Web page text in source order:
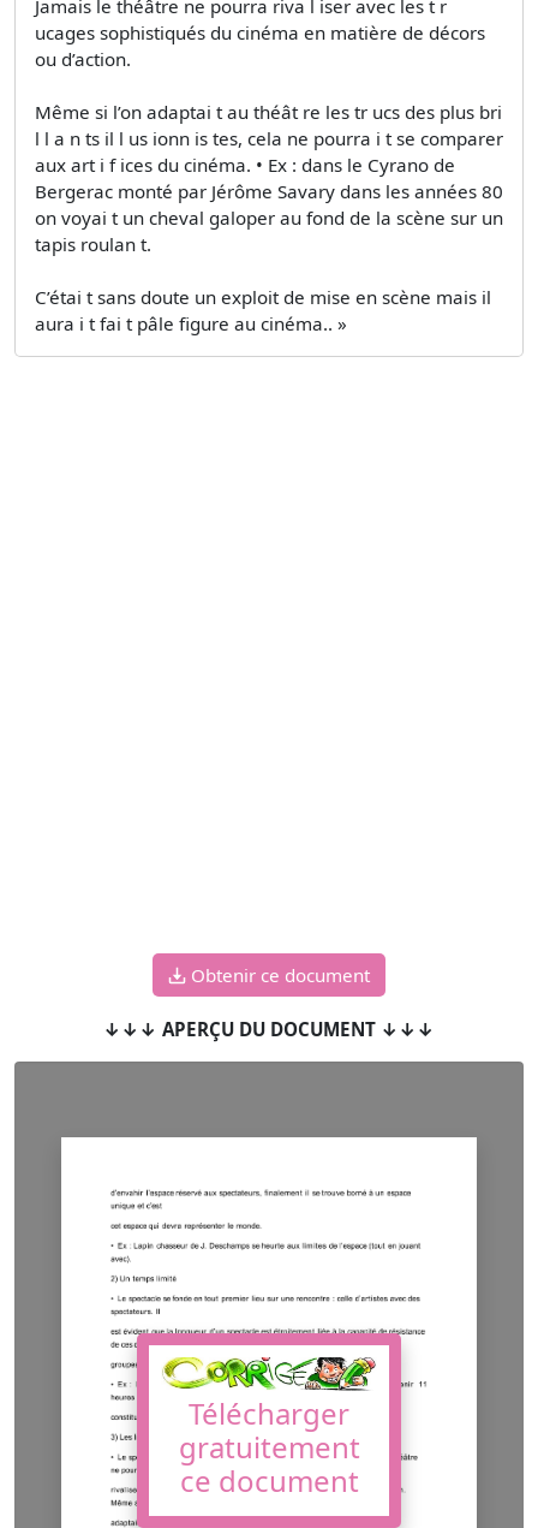
Jamais le théâtre ne pourra riva l iser avec les t r
ucages sophistiqués du cinéma en matière de décors
ou d’action.
Même si l’on adaptai t au théât re les tr ucs des plus bri
l l a n ts il l us ionn is tes, cela ne pourra i t se comparer
aux art i f ices du cinéma. • Ex : dans le Cyrano de
Bergerac monté par Jérôme Savary dans les années 80
on voyai t un cheval galoper au fond de la scène sur un
tapis roulan t.
C’étai t sans doute un exploit de mise en scène mais il
aura i t fai t pâle figure au cinéma.. »
Obtenir ce document
↓↓↓ APERÇU DU DOCUMENT ↓↓↓
Télécharger
gratuitement
ce document